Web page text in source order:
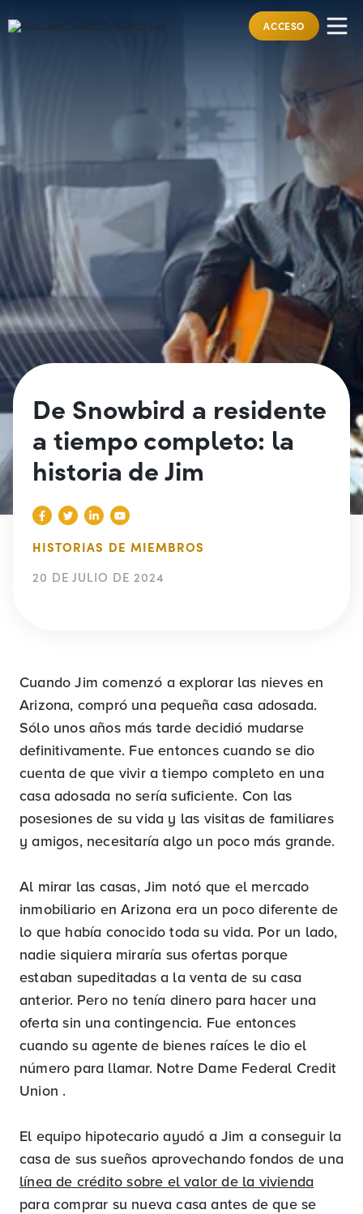
ACCESO
De Snowbird a residente
a tiempo completo: la
historia de Jim
HISTORIAS DE MIEMBROS
20 DE JULIO DE 2024
Cuando Jim comenzó a explorar las nieves en
Arizona, compró una pequeña casa adosada.
Sólo unos años más tarde decidió mudarse
definitivamente. Fue entonces cuando se dio
cuenta de que vivir a tiempo completo en una
casa adosada no sería suficiente. Con las
posesiones de su vida y las visitas de familiares
y amigos, necesitaría algo un poco más grande.
Al mirar las casas, Jim notó que el mercado
inmobiliario en Arizona era un poco diferente de
lo que había conocido toda su vida. Por un lado,
nadie siquiera miraría sus ofertas porque
estaban supeditadas a la venta de su casa
anterior. Pero no tenía dinero para hacer una
oferta sin una contingencia. Fue entonces
cuando su agente de bienes raíces le dio el
número para llamar. Notre Dame Federal Credit
Union .
El equipo hipotecario ayudó a Jim a conseguir la
casa de sus sueños aprovechando fondos de una
línea de crédito sobre el valor de la vivienda
para comprar su nueva casa antes de que se